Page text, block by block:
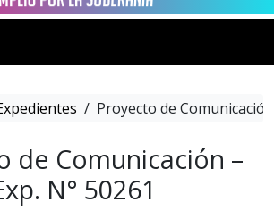
/ Proyecto de
de Comunicación –
N° 50261